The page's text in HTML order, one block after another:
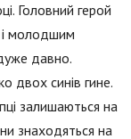
Головний герой
і молодшим
давно.
двох синів гине.
залишаються на
знаходяться на